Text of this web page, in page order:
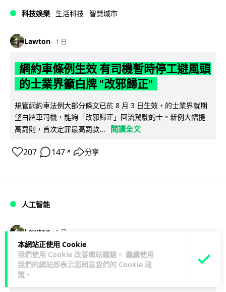
本網站正使用 Cookie
我們使用 Cookie 改善網站體驗。 繼續使用
我們的網站即表示您同意我們的 Cookie 政
策 。
科技娛樂 生活科技 智慧城市
Lawton 1 日
網約車條例生效 有司機暫時停工避風頭
的士業界籲白牌 "改邪歸正"
規管網約車法例大部分條文已於 8 月 3 日生效，的士業界就期
望白牌車司機，能夠「改邪歸正」回流駕駛的士。新例大幅提
高罰則，首次定罪最高罰款...
閱讀全文
207 147 ↗ 分享
人工智能
Lawton 1 日
白宮拒測中國開放 AI 模型 業界質疑安
全框架選擇性執行